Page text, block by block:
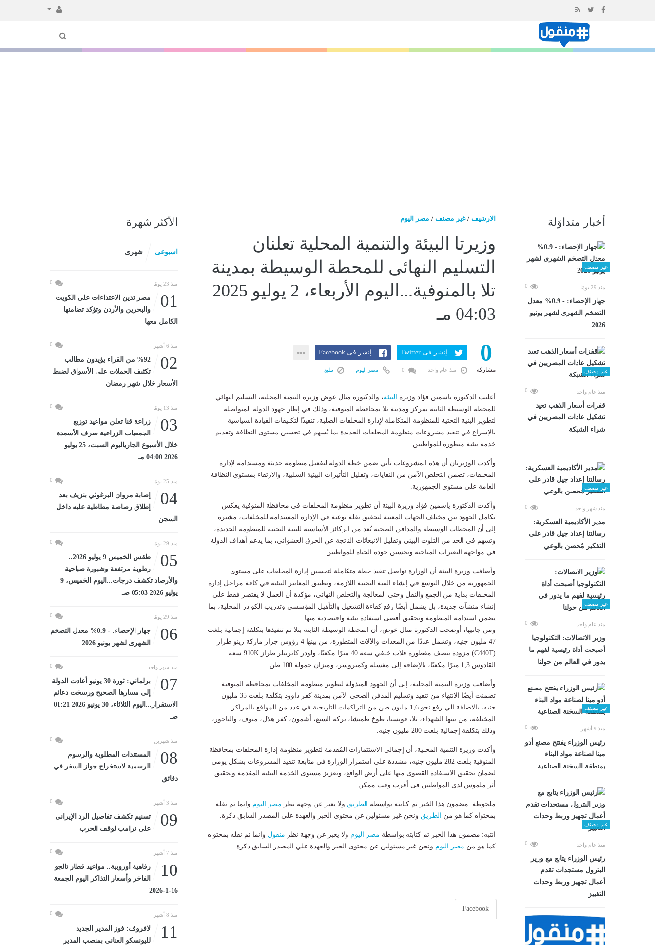
المحتوى
أخبار متداوَلة
غير مصنف
منذ 29 يومًا 0
جهاز الإحصاء: - 0.9% معدل
التضخم الشهرى لشهر يونيو
2026
غير مصنف
منذ عام واحد 0
قفزات أسعار الذهب تعيد
تشكيل عادات المصريين في
شراء الشبكة
غير مصنف
منذ شهر واحد 0
مدير الأكاديمية العسكرية:
رسالتنا إعداد جيل قادر على
التفكير مُحصن بالوعي
غير مصنف
منذ عام واحد 0
وزير الاتصالات: التكنولوجيا
أصبحت أداة رئيسية لفهم ما
يدور في العالم من حولنا
غير مصنف
منذ 9 أشهر 0
رئيس الوزراء يفتتح مصنع أدو
مينا لصناعة مواد البناء
بمنطقة السخنة الصناعية
غير مصنف
منذ عام واحد 0
رئيس الوزراء يتابع مع وزير
البترول مستجدات تقدم
أعمال تجهيز وربط وحدات
التغييز
الارشيف /غير مصنف / مصر اليوم
وزيرتا البيئة والتنمية المحلية تعلنان
التسليم النهائى للمحطة الوسيطة بمدينة
تلا بالمنوفية...اليوم الأربعاء، 2 يوليو 2025
04:03 مـ
0
مشاركة
إنشر فى Twitter إنشر فى Facebook
منذ عام واحد مصر اليوم تبليغ
أعلنت الدكتورة ياسمين فؤاد وزيرة البيئة، والدكتورة منال عوض وزيرة التنمية المحلية، التسليم النهائي
للمحطة الوسيطة الثابتة بمركز ومدينة تلا بمحافظة المنوفية، وذلك في إطار جهود الدولة المتواصلة
لتطوير البنية التحتية للمنظومة المتكاملة لإدارة المخلفات الصلبة، تنفيذًا لتكليفات القيادة السياسية
بالإسراع في تنفيذ مشروعات منظومة المخلفات الجديدة بما يُسهم في تحسين مستوى النظافة وتقديم
خدمة بيئية متطورة للمواطنين.
وأكدت الوزيرتان أن هذه المشروعات تأتي ضمن خطة الدولة لتفعيل منظومة حديثة ومستدامة لإدارة
المخلفات، تضمن التخلص الآمن من النفايات، وتقليل التأثيرات البيئية السلبية، والارتقاء بمستوى النظافة
العامة على مستوى الجمهورية.
وأكدت الدكتورة ياسمين فؤاد وزيرة البيئة أن تطوير منظومة المخلفات في محافظة المنوفية يعكس
تكامل الجهود بين مختلف الجهات المعنية لتحقيق نقلة نوعية في الإدارة المستدامة للمخلفات، مشيرة
إلى أن المحطات الوسيطة والمدافن الصحية تُعد من الركائز الأساسية للبنية التحتية للمنظومة الجديدة،
وتسهم في الحد من التلوث البيئي وتقليل الانبعاثات الناتجة عن الحرق العشوائي، بما يدعم أهداف الدولة
في مواجهة التغيرات المناخية وتحسين جودة الحياة للمواطنين.
وأضافت وزيرة البيئة أن الوزارة تواصل تنفيذ خطة متكاملة لتحسين إدارة المخلفات على مستوى
الجمهورية من خلال التوسع في إنشاء البنية التحتية اللازمة، وتطبيق المعايير البيئية في كافة مراحل إدارة
المخلفات بداية من الجمع والنقل وحتى المعالجة والتخلص النهائي، مؤكدة أن العمل لا يقتصر فقط على
إنشاء منشآت جديدة، بل يشمل أيضًا رفع كفاءة التشغيل والتأهيل المؤسسي وتدريب الكوادر المحلية، بما
يضمن استدامة المنظومة وتحقيق أقصى استفادة بيئية واقتصادية منها.
ومن جانبها، أوضحت الدكتورة منال عوض، أن المحطة الوسيطة الثابتة بتلا تم تنفيذها بتكلفة إجمالية بلغت
47 مليون جنيه، وتشمل عددًا من المعدات والآلات المتطورة، من بينها 4 رؤوس جرار ماركة رينو طراز
(C440T) مزودة بنصف مقطورة قلاب خلفي سعة 40 مترًا مكعبًا، ولودر كاتربيلر طراز 910K سعة
القادوس 1,3 مترًا مكعبًا، بالإضافة إلى مغسلة وكمبروسر، وميزان حمولة 100 طن.
وأضافت وزيرة التنمية المحلية، إلى أن الجهود المبذولة لتطوير منظومة المخلفات بمحافظة المنوفية
تضمنت أيضًا الانتهاء من تنفيذ وتسليم المدفن الصحي الآمن بمدينة كفر داوود بتكلفة بلغت 35 مليون
جنيه، بالاضافة الي رفع نحو 1,6 مليون طن من التراكمات التاريخية في عدد من المواقع بالمراكز
المختلفة، من بينها الشهداء، تلا، قويسنا، طوخ طمبشا، بركة السبع، أشمون، كفر هلال، منوف، والباجور،
وذلك بتكلفة إجمالية بلغت 200 مليون جنيه.
وأكدت وزيرة التنمية المحلية، أن إجمالي الاستثمارات المُقدمة لتطوير منظومة إدارة المخلفات بمحافظة
المنوفية بلغت 282 مليون جنيه، مشددة على استمرار الوزارة في متابعة تنفيذ المشروعات بشكل يومي
لضمان تحقيق الاستفادة القصوى منها على أرض الواقع، وتعزيز مستوى الخدمة البيئية المقدمة وتحقيق
أثر ملموس لدى المواطنين في أقرب وقت ممكن.
ملحوظة: مضمون هذا الخبر تم كتابته بواسطة الطريق ولا يعبر عن وجهة نظر مصر اليوم وانما تم نقله
بمحتواه كما هو من
الطريق ونحن غير مسئولين عن محتوى الخبر والعهدة علي المصدر السابق ذكرة.
انتبه: مضمون هذا الخبر تم كتابته بواسطة مصر اليوم ولا يعبر عن وجهة نظر منقول وانما تم نقله بمحتواه
كما هو من مصر اليوم ونحن غير مسئولين عن محتوى الخبر والعهدة علي المصدر السابق ذكرة.
Facebook
الأكثر شهرة
اسبوعى شهرى
منذ 23 يومًا 0
01
مصر تدين الاعتداءات على الكويت
والبحرين والأردن وتؤكد تضامنها
الكامل معها
منذ 6 أشهر 0
02
%92 من القراء يؤيدون مطالب
تكثيف الحملات على الأسواق لضبط
الأسعار خلال شهر رمضان
منذ 13 يومًا 0
03
زراعة قنا تعلن مواعيد توزيع
الجمعيات الزراعية صرف الأسمدة
خلال الأسبوع الجارياليوم السبت، 25 يوليو
2026 04:00 مـ
منذ 25 يومًا 0
04
إصابة مروان البرغوثي بنزيف بعد
إطلاق رصاصة مطاطية عليه داخل
السجن
منذ 29 يومًا 0
05
طقس الخميس 9 يوليو 2026..
رطوبة مرتفعة وشبورة صباحية
والأرصاد تكشف درجات...اليوم الخميس، 9
يوليو 2026 05:03 صـ
منذ 29 يومًا 0
06
جهاز الإحصاء: - 0.9% معدل التضخم
الشهرى لشهر يونيو 2026
منذ شهر واحد 0
07
برلماني: ثورة 30 يونيو أعادت الدولة
إلى مسارها الصحيح ورسخت دعائم
الاستقرار...اليوم الثلاثاء، 30 يونيو 2026 01:21
صـ
منذ شهرين 0
08
المستندات المطلوبة والرسوم
الرسمية لاستخراج جواز السفر في
دقائق
منذ 3 أشهر 0
09
تسنيم تكشف تفاصيل الرد الإيرانى
على ترامب لوقف الحرب
منذ 7 أشهر 0
10
رفاهية أوروبية.. مواعيد قطار تالجو
الفاخر وأسعار التذاكر اليوم الجمعة
16-1-2026
منذ 8 أشهر 0
11
لافروف: فوز المدير الجديد
لليونسكو العنانى بمنصب المدير